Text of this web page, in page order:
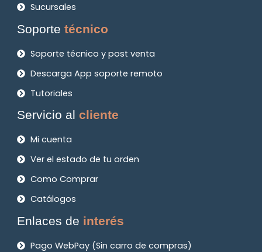
Sucursales
Soportetécnico
Soporte técnico y post venta
Descarga App soporte remoto
Tutoriales
Servicio alcliente
Mi cuenta
Ver el estado de tu orden
Como Comprar
Catálogos
Enlaces de interés
Pago WebPay (Sin carro de compras)